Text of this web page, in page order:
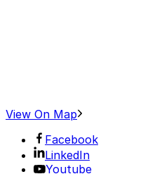
View On Map
Facebook
LinkedIn
Youtube